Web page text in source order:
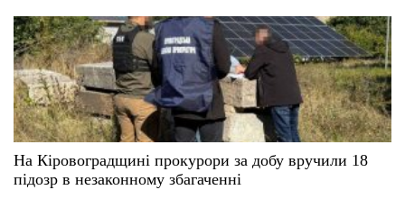
в
На Кіровоградщині прокурори за добу вручили 18
підозр в незаконному збагаченні